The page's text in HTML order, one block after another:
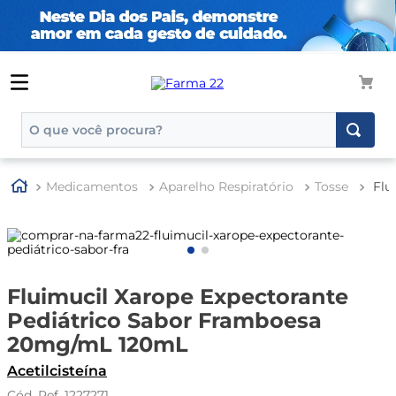
TERMOS MAIS BUSCADOS
1º
tadalafila
3º
generico
4º
aptamil
5º
nutridrink
6º
rosuvastatina
7º dipirona
Medicamentos Aparelho Respiratório Tosse
Fluimucil Xarope Expectorante
Pediátrico Sabor Framboesa
20mg/mL 120mL
Acetilcisteína